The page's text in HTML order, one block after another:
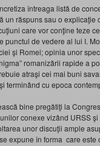
întreaga listă de
răspuns sau o explicaţie
care vor conţine teze
punctul de vedere al lui I.
şi Romei; opinia unor
romanizării rapide a
atraşi cei mai buni
terminând cu epoca
bine pregătiţi la
conexe vizând URSS
unor discuţii ample
expune în forma care